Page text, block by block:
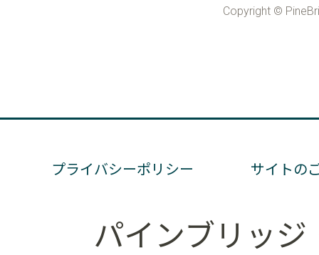
プライバシーポリシー サイトの
パインブリッ